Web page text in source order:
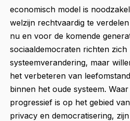
economisch model is
welzijn rechtvaardig te
nu en voor de komende
sociaaldemocraten richten zich
systeemverandering, maar
het verbeteren van
binnen het oude systeem.
progressief is op het gebied
privacy en democratisering,